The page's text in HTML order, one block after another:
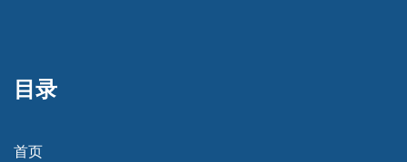
目录
首页